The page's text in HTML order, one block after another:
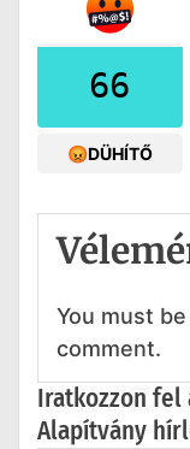
66
😡DÜHÍTŐ
You must
comment.
Iratkozzon fel
Alapítvány